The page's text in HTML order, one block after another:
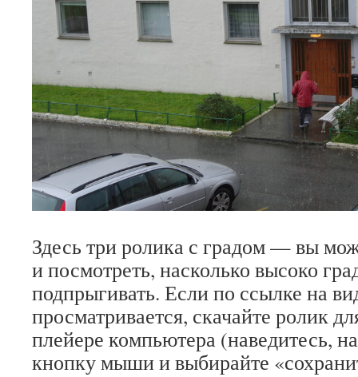
Здесь три ролика с градом — вы
и посмотреть, насколько высоко
подпрыгивать. Если по ссылке на
просматривается, скачайте ролик
плейере компьютера (наведитесь,
кнопку мыши и выбирайте